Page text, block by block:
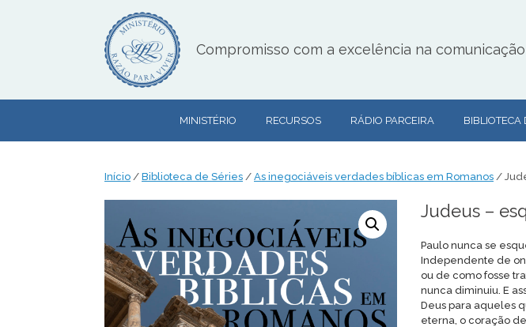
Compromisso com a excelência na
MINISTÉRIO RECURSOS RÁDIO PARCEIRA BIBLIOTECA
Início / Biblioteca de Séries / As inegociáveis verdades bíblicas em Romanos /
Judeus –
Paulo nunca se
Independente de
ou de como fosse
nunca diminuiu. E
Deus para aqueles
eterna, o coração